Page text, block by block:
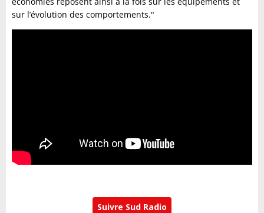
sur l’évolution des comportements."
Suivre Sud Radio